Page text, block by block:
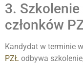
3.
członków
Kandydat w terminie
PZŁ odbywa